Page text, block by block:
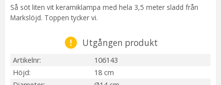
Så söt liten vit keramiklampa med hela 3,5 meter sladd från
Markslöjd. Toppen tycker vi.
Utgången produkt
Artikelnr
106143
Höjd
18 cm